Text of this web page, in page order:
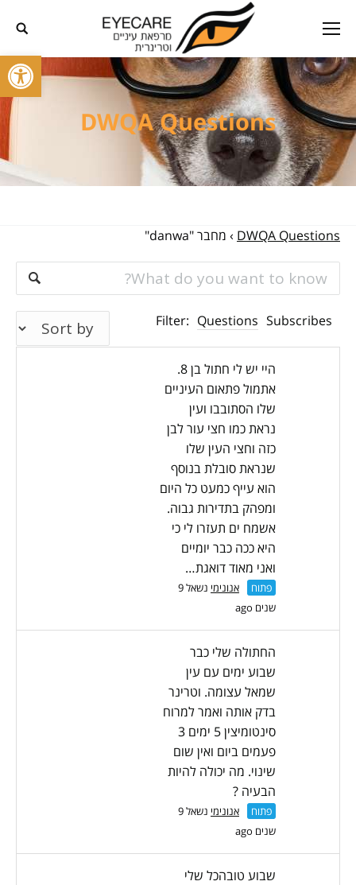
פתח
DWQA Questions
DWQA Questions
› מחבר "danwa"
Filter: Questions Subscribes
היי יש לי חתול בן 8.
אתמול פתאום העיניים
שלו הסתובבו ועין
נראת כמו חצי עור לבן
כזה וחצי העין שלו
שנראת סובלת בנוסף
הוא עייף כמעט כל היום
ומפהק בתדירות גבוה.
אשמח ים תעזרו לי כי
היא ככה כבר יומיים
ואני מאוד דואגת…
פתוח אנונימי
נשאל 9
שנים ago
החתולה שלי כבר
שבוע ימים עם עין
שמאל עצומה. וטרינר
בדק אותה ואמר למרוח
סינטומיצין 5 ימים 3
פעמים ביום ואין שום
שינוי. מה יכולה להיות
הבעיה ?
פתוח אנונימי
נשאל 9
שנים ago
שבוע טובהכל שלי